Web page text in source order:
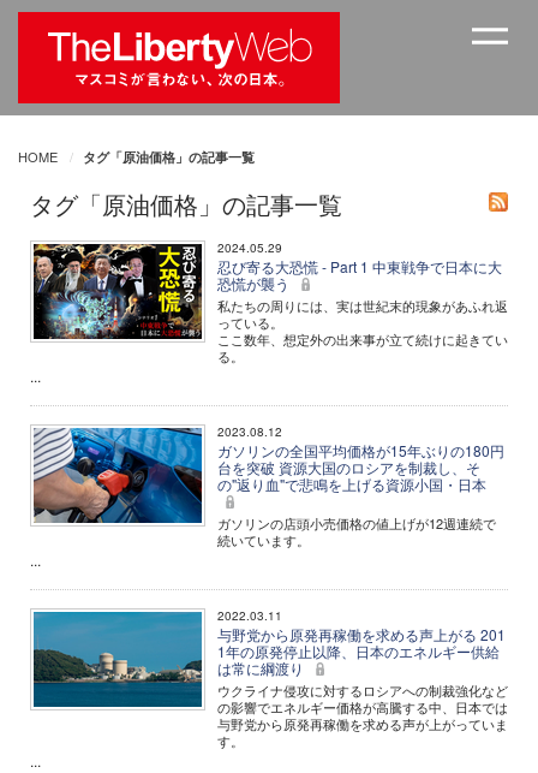
HOME タグ「原油価格」の記事一覧
タグ「原油価格」の記事一覧
2024.05.29
忍び寄る大恐慌 - Part 1 中東戦争で日本に大
恐慌が襲う
私たちの周りには、実は世紀末的現象があふれ返
っている。
ここ数年、想定外の出来事が立て続けに起きてい
る。
...
2023.08.12
ガソリンの全国平均価格が15年ぶりの180円
台を突破 資源大国のロシアを制裁し、そ
の"返り血"で悲鳴を上げる資源小国・日本
ガソリンの店頭小売価格の値上げが12週連続で
続いています。
...
2022.03.11
与野党から原発再稼働を求める声上がる 201
1年の原発停止以降、日本のエネルギー供給
は常に綱渡り
ウクライナ侵攻に対するロシアへの制裁強化など
の影響でエネルギー価格が高騰する中、日本では
与野党から原発再稼働を求める声が上がっていま
す。
...